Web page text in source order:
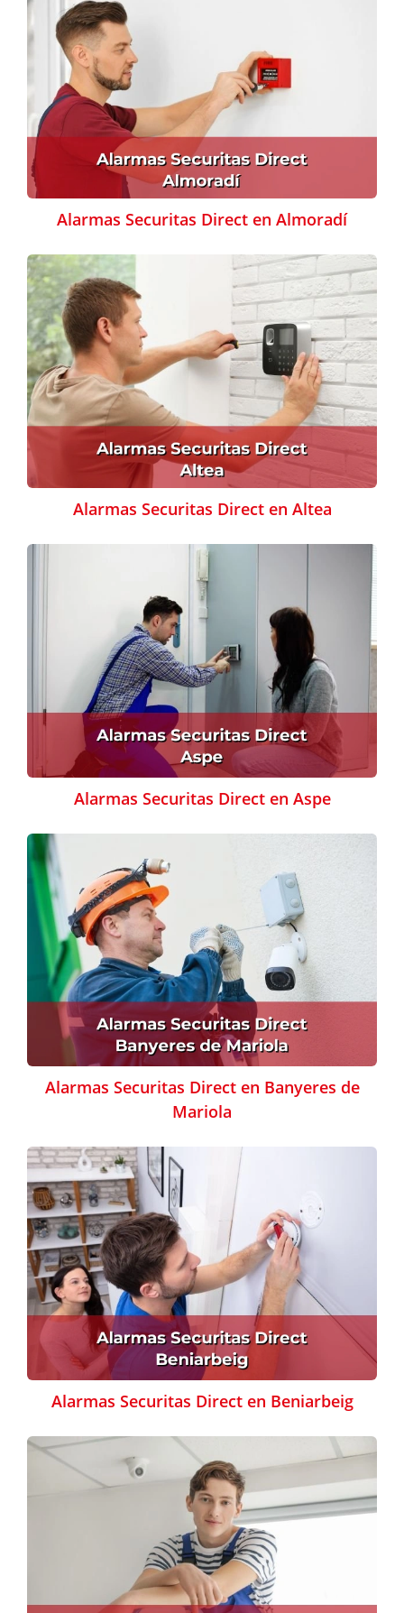
Alarmas Securitas Direct en Almoradí
Alarmas Securitas Direct en Altea
Alarmas Securitas Direct en Aspe
Alarmas Securitas Direct en Banyeres de
Mariola
Alarmas Securitas Direct en Beniarbeig